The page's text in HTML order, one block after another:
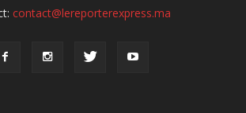
contact@lereporterexpress.ma